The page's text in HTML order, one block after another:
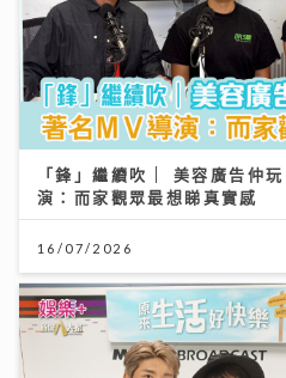
「鋒」繼續吹 | 美容廣告仲
演：而家觀眾最想睇真實感
16/07/2026